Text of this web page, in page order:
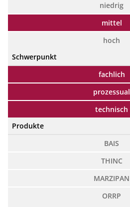
niedrig
mittel
hoch
Schwerpunkt
fachlich
prozessual
technisch
Produkte
BAIS
THINC
MARZIPAN
ORRP